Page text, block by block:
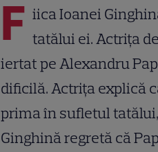
F iica Ioanei
tatălui ei. Actrița
iertat pe Alexandru
dificilă. Actrița explică
prima în sufletul
Ginghină regretă că